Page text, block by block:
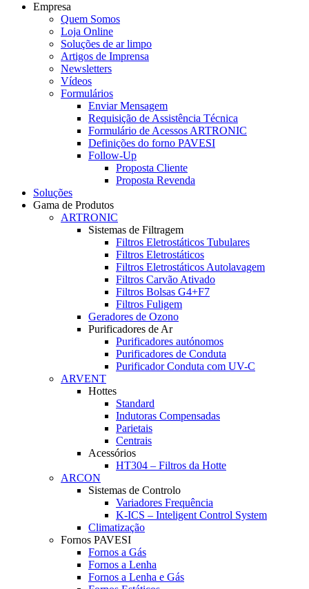
Empresa
Quem Somos
Loja Online
Soluções de ar limpo
Artigos de Imprensa
Newsletters
Vídeos
Formulários
Enviar Mensagem
Requisição de Assistência Técnica
Formulário de Acessos ARTRONIC
Definições do forno PAVESI
Follow-Up
Proposta Cliente
Proposta Revenda
Soluções
Gama de Produtos
ARTRONIC
Sistemas de Filtragem
Filtros Eletrostáticos Tubulares
Filtros Eletrostáticos
Filtros Eletrostáticos Autolavagem
Filtros Carvão Ativado
Filtros Bolsas G4+F7
Filtros Fuligem
Geradores de Ozono
Purificadores de Ar
Purificadores autónomos
Purificadores de Conduta
Purificador Conduta com UV-C
ARVENT
Hottes
Standard
Indutoras Compensadas
Parietais
Centrais
Acessórios
HT304 – Filtros da Hotte
ARCON
Sistemas de Controlo
Variadores Frequência
K-ICS – Inteligent Control System
Climatização
Fornos PAVESI
Fornos a Gás
Fornos a Lenha
Fornos a Lenha e Gás